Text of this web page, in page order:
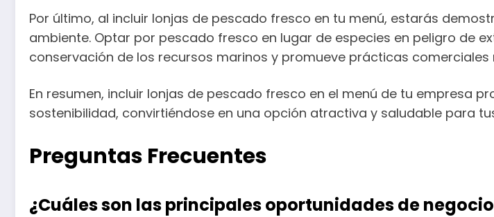
Por último, al incluir lonjas de pescado fresco en tu menú, estarás
ambiente. Optar por pescado fresco en lugar de especies en peligro de
conservación de los recursos marinos y promueve prácticas comerciales
En resumen, incluir lonjas de pescado fresco en el menú de tu empresa
sostenibilidad, convirtiéndose en una opción atractiva y saludable para
Preguntas Frecuentes
¿Cuáles son las principales oportunidades de